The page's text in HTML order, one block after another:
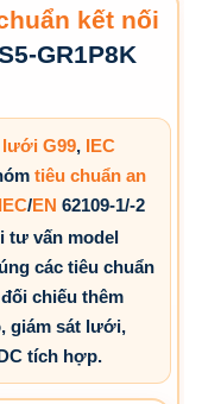
kết nối
GR1P8K
lưới G99, IEC
tiêu chuẩn an
IEC/EN 62109-1/-2
tư vấn model
các tiêu chuẩn
chiếu thêm
giám sát lưới,
tích hợp.